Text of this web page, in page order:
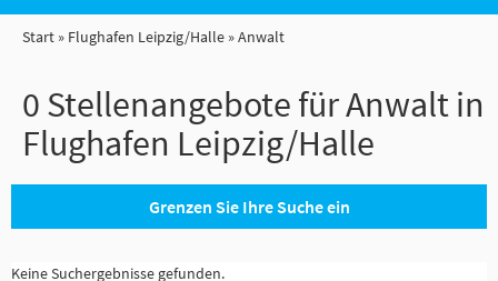
Start Flughafen Leipzig/Halle Anwalt
0 Stellenangebote für Anwalt in
Flughafen Leipzig/Halle
Grenzen Sie Ihre Suche ein
Keine Suchergebnisse gefunden.